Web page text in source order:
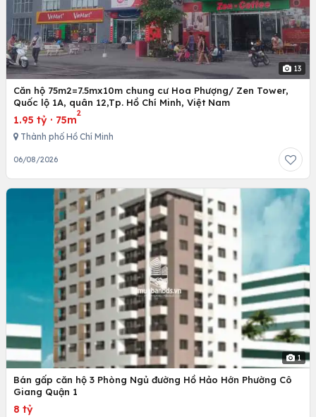
13
Căn hộ 75m2=7.5mx10m chung cư Hoa Phượng/ Zen Tower,
Quốc lộ 1A, quân 12,Tp. Hồ Chí Minh, Việt Nam
1.95 tỷ · 75m
2
Thành phố Hồ Chí Minh
06/08/2026
1
Bán gấp căn hộ 3 Phòng Ngủ đường Hồ Hảo Hớn Phường Cô
Giang Quận 1
8 tỷ